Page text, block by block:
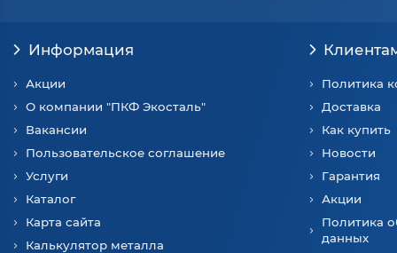
Информация
Акции
О компании "ПКФ Экосталь"
Вакансии
Пользовательское соглашение
Услуги
Каталог
Карта сайта
Калькулятор металла
Политика
Доставка
Как купить
Новости
Гарантия
Акции
Политика
данных